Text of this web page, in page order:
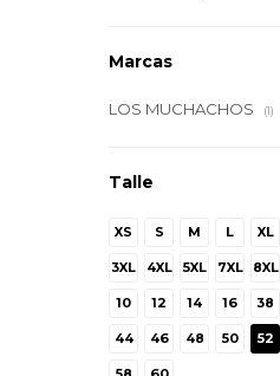
Marcas
LOS MUCHACHOS (1)
Talle
XS S M L XL
3XL 4XL 5XL 7XL 8XL
10 12 14 16 38
44 46 48 50 52